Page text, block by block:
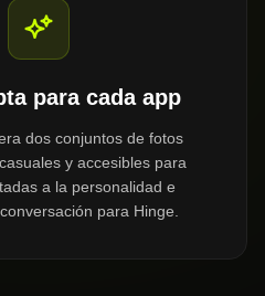
para cada app
dos conjuntos de fotos
y accesibles para
a la personalidad e
para Hinge.